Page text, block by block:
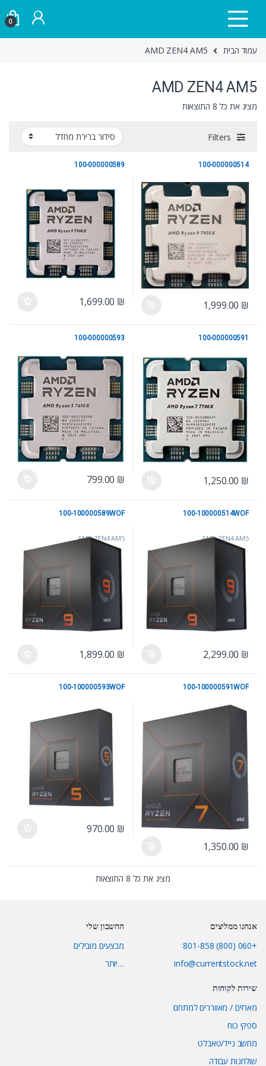
0
עמוד הבית AMD ZEN4 AM5
AMD ZEN4 AM5
מציג את כל 8 התוצאות
Filters
AMD ZEN4 AM5
100-000000514
1,999.00 ₪
AMD ZEN4 AM5
100-000000589
1,699.00 ₪
AMD ZEN4 AM5
100-000000591
1,250.00 ₪
AMD ZEN4 AM5
100-000000593
799.00 ₪
AMD ZEN4 AM5
100-100000514WOF
2,299.00 ₪
AMD ZEN4 AM5
100-100000589WOF
1,899.00 ₪
AMD ZEN4 AM5
100-100000591WOF
1,350.00 ₪
AMD ZEN4 AM5
100-100000593WOF
970.00 ₪
מציג את כל 8 התוצאות
אנחנו ממליצים
+060 (800) 801-858
info@currentstock.net
החשבון שלי
מבצעים מובילים
…יותר
שירות לקוחות
מארזים / מאווררים למתחם
ספקי כוח
מחשב נייד/טאבלט
שולחנות עבודה